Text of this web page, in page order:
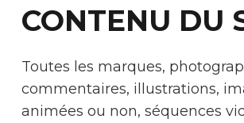
CONTENU DU
Toutes les marques,
commentaires, illustrations,
animées ou non, séquences